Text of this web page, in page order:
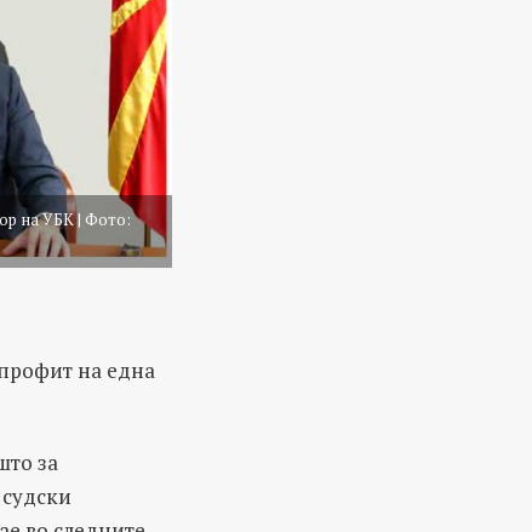
на УБК | Фото:
на една
за